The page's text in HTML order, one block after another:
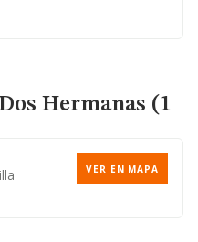
Hermanas (1
VER EN MAPA